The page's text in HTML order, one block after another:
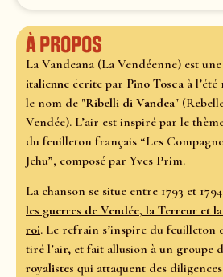
À propos
La Vandeana (La Vendéenne) est une
italienne écrite par Pino Tosca à l’été
le nom de "Ribelli di Vandea"
Vendée). L’air est inspiré par le
du feuilleton français “Les
Jehu”, composé par Yves Prim.
La chanson se situe entre 1793 et
les guerres de Vendée, la Terreur et
roi. Le refrain s’inspire du feuilleton
tiré l’air, et fait allusion à un groupe
royalistes qui attaquent des